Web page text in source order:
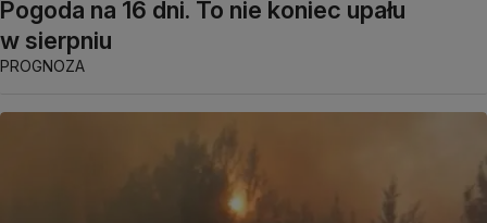
Pogoda na 16 dni. To nie koniec upału
w sierpniu
PROGNOZA